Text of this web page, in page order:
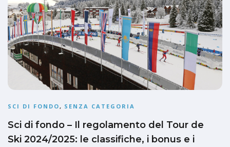
SCI DI FONDO, SENZA CATEGORIA
Sci di fondo – Il regolamento del Tour de
Ski 2024/2025: le classifiche, i bonus e i